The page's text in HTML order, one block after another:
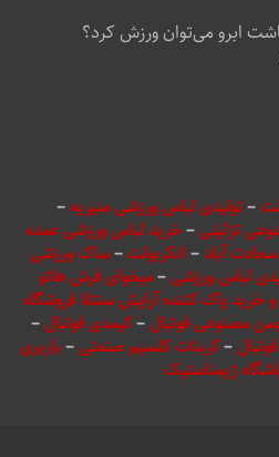
ابرو می‌توان ورزش کرد؟
–تولیدی لباس ورزشی منیریه–
تزئینی –خرید لباس ورزشی عمده
آباد – انکربولت–ساک ورزشی
لباس ورزشی –میخوای فرش هاتو
خرید پاک کننده آرایش سنتلا فروشگاه
مصنوعی فوتبال –کیمدی فوتبال –
–کربنات کلسیم صنعتی –باربری
ژیمناستیک